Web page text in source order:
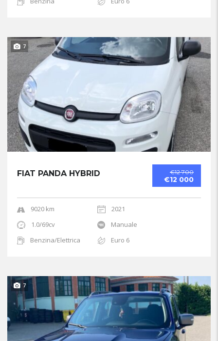
7
€12 700
€12 000
FIAT PANDA HYBRID
9020 km
2021
1.0/69cv
Manuale
Benzina/Elettrica
Euro 6
7